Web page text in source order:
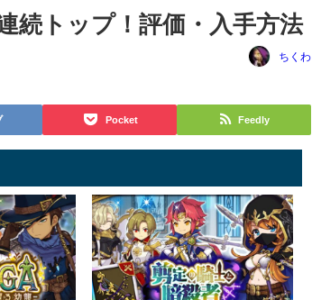
続トップ！評価・入手方法
ちくわ
Pocket Feedly